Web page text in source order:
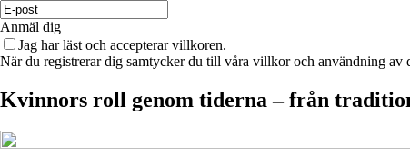
Anmäl dig
Jag har läst och accepterar villkoren.
När du registrerar dig samtycker du till våra villkor och användning
Kvinnors roll genom tiderna – från